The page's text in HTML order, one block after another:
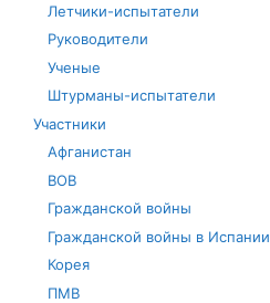
Летчики-испытатели
Руководители
Ученые
Штурманы-испытатели
Участники
Афганистан
ВОВ
Гражданской войны
Гражданской войны в Испании
Корея
ПМВ